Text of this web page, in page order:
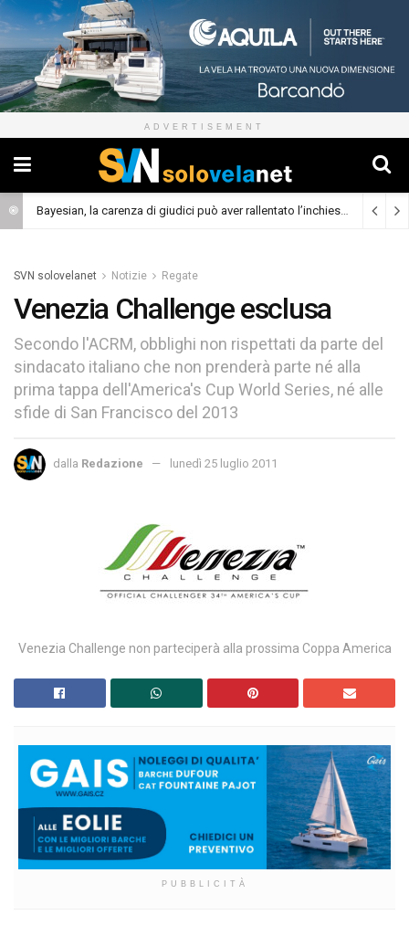
ADVERTISEMENT
Bayesian, la carenza di giudici può aver rallentato l’inchiesta (Cronaca)
SVN solovelanet Notizie Regate
Venezia Challenge esclusa
Secondo l'ACRM, obblighi non rispettati da parte del
sindacato italiano che non prenderà parte né alla
prima tappa dell'America's Cup World Series, né alle
sfide di San Francisco del 2013
dalla Redazione lunedì 25 luglio 2011
Venezia Challenge non parteciperà alla prossima Coppa America
PUBBLICITÀ